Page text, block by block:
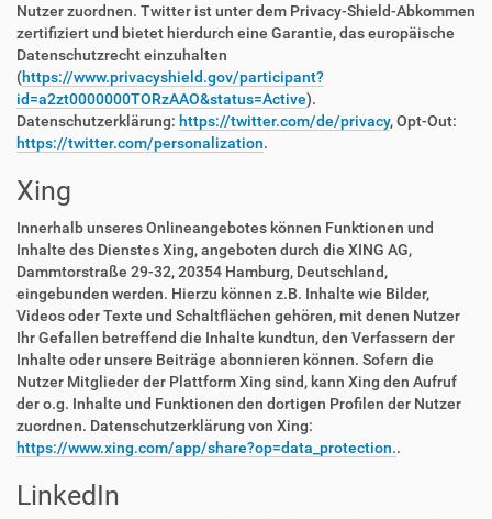
Nutzer zuordnen. Twitter ist unter dem Privacy-Shield-Abkommen
zertifiziert und bietet hierdurch eine Garantie, das europäische
Datenschutzrecht einzuhalten
(https://www.privacyshield.gov/participant?
id=a2zt0000000TORzAAO&status=Active).
Datenschutzerklärung: https://twitter.com/de/privacy, Opt-Out:
https://twitter.com/personalization.
Xing
Innerhalb unseres Onlineangebotes können Funktionen und
Inhalte des Dienstes Xing, angeboten durch die XING AG,
Dammtorstraße 29-32, 20354 Hamburg, Deutschland,
eingebunden werden. Hierzu können z.B. Inhalte wie Bilder,
Videos oder Texte und Schaltflächen gehören, mit denen Nutzer
Ihr Gefallen betreffend die Inhalte kundtun, den Verfassern der
Inhalte oder unsere Beiträge abonnieren können. Sofern die
Nutzer Mitglieder der Plattform Xing sind, kann Xing den Aufruf
der o.g. Inhalte und Funktionen den dortigen Profilen der Nutzer
zuordnen. Datenschutzerklärung von Xing:
https://www.xing.com/app/share?op=data_protection..
LinkedIn